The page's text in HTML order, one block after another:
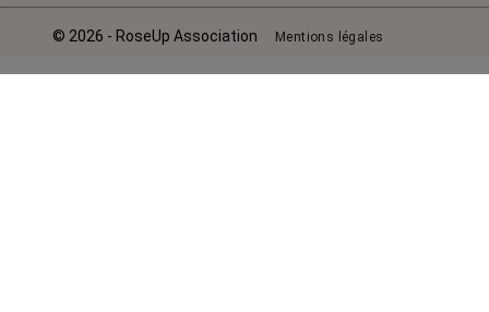
© 2026 - RoseUp Association Mentions légales